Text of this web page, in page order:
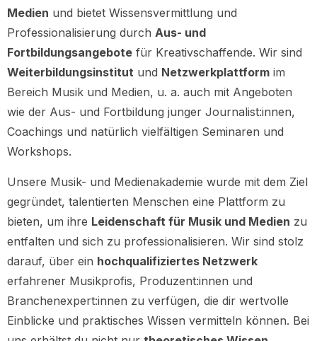
Medien und bietet Wissensvermittlung und
Professionalisierung durch Aus- und
Fortbildungsangebote für Kreativschaffende. Wir sind
Weiterbildungsinstitut und Netzwerkplattform im
Bereich Musik und Medien, u. a. auch mit Angeboten
wie der Aus- und Fortbildung junger Journalist:innen,
Coachings und natürlich vielfältigen Seminaren und
Workshops.
Unsere Musik- und Medienakademie wurde mit dem Ziel
gegründet, talentierten Menschen eine Plattform zu
bieten, um ihre Leidenschaft für Musik und Medien zu
entfalten und sich zu professionalisieren. Wir sind stolz
darauf, über ein hochqualifiziertes Netzwerk
erfahrener Musikprofis, Produzent:innen und
Branchenexpert:innen zu verfügen, die dir wertvolle
Einblicke und praktisches Wissen vermitteln können. Bei